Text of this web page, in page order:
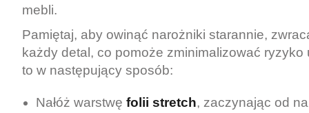
mebli.
Pamiętaj, aby owinąć narożniki starannie,
każdy detal, co pomoże zminimalizować
to w następujący sposób:
Nałóż warstwę folii stretch, zaczynając od